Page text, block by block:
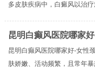
多皮肤疾病中，白癜风以治疗
昆明白癫风医院哪家
昆明白癫风医院哪家好-女性
肤娇嫩、活动频繁，且常年暴